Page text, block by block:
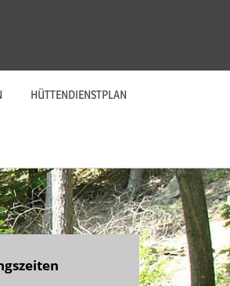
HÜTTENDIENSTPLAN